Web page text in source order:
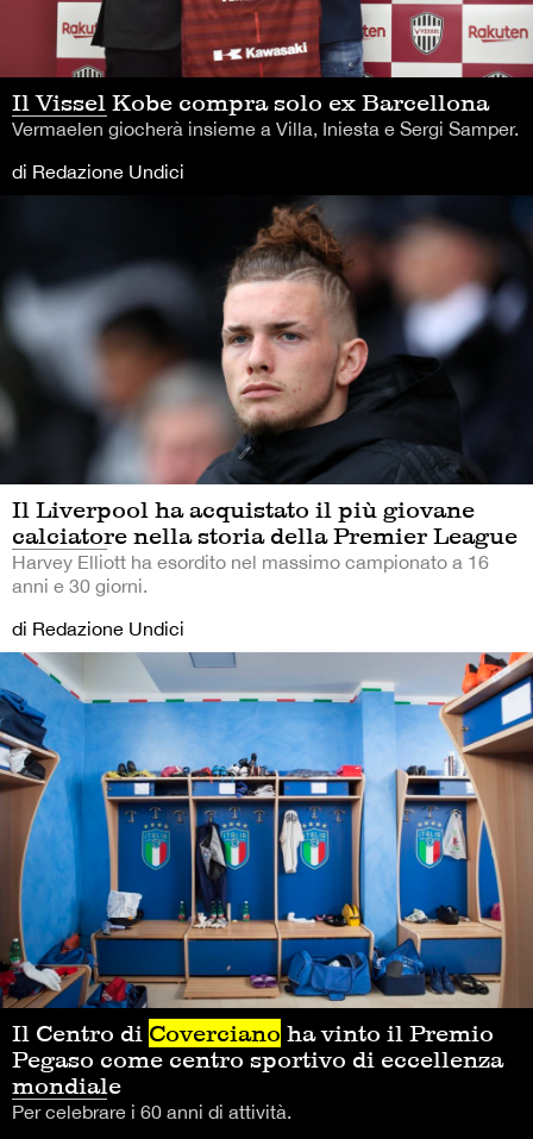
Il Vissel Kobe compra solo ex Barcellona
Vermaelen giocherà insieme a Villa, Iniesta e Sergi Samper.
di Redazione Undici
Il Liverpool ha acquistato il più giovane
calciatore nella storia della Premier League
Harvey Elliott ha esordito nel massimo campionato a 16
anni e 30 giorni.
di Redazione Undici
Il Centro di Coverciano ha vinto il Premio
Pegaso come centro sportivo di eccellenza
mondiale
Per celebrare i 60 anni di attività.